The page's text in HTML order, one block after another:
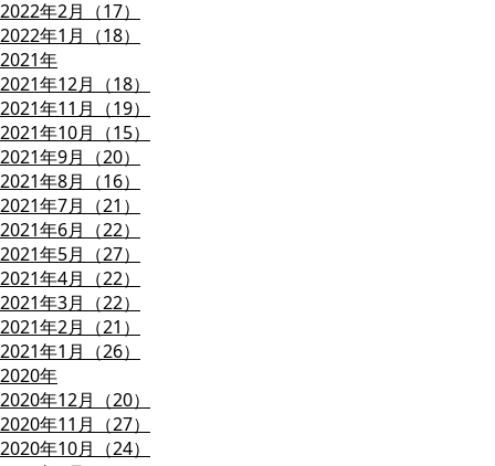
2022年2月（17）
2022年1月（18）
2021年
2021年12月（18）
2021年11月（19）
2021年10月（15）
2021年9月（20）
2021年8月（16）
2021年7月（21）
2021年6月（22）
2021年5月（27）
2021年4月（22）
2021年3月（22）
2021年2月（21）
2021年1月（26）
2020年
2020年12月（20）
2020年11月（27）
2020年10月（24）